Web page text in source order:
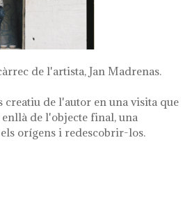
de l'artista, Jan Madrenas.
creatiu de l'autor en una visita que
de l'objecte final, una
orígens i redescobrir-los.